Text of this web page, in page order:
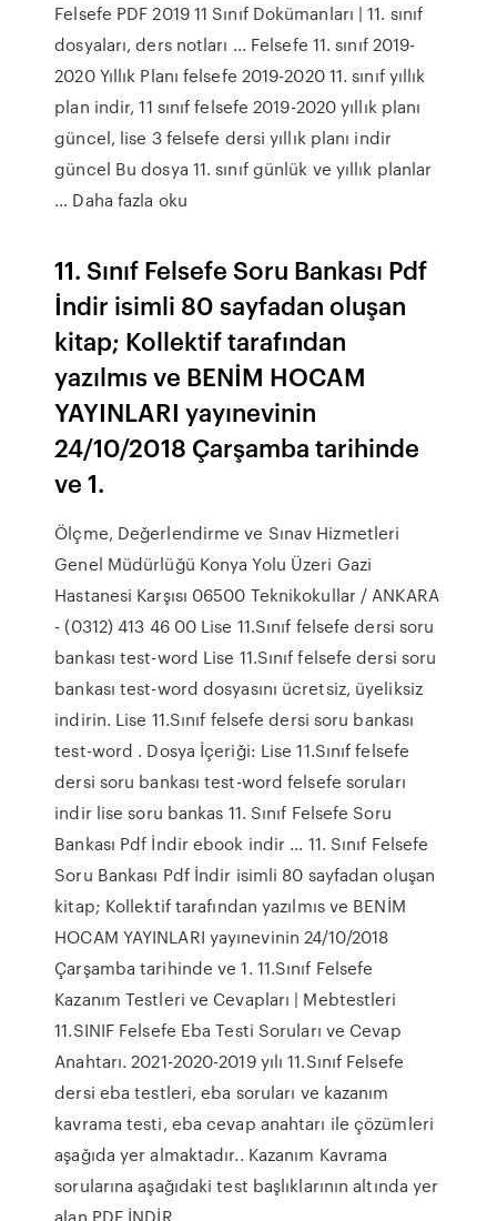
Felsefe PDF 2019 11 Sınıf Dokümanları | 11. sınıf
dosyaları, ders notları ... Felsefe 11. sınıf 2019-
2020 Yıllık Planı felsefe 2019-2020 11. sınıf yıllık
plan indir, 11 sınıf felsefe 2019-2020 yıllık planı
güncel, lise 3 felsefe dersi yıllık planı indir
güncel Bu dosya 11. sınıf günlük ve yıllık planlar
… Daha fazla oku
11. Sınıf Felsefe Soru Bankası Pdf
İndir isimli 80 sayfadan oluşan
kitap; Kollektif tarafından
yazılmıs ve BENİM HOCAM
YAYINLARI yayınevinin
24/10/2018 Çarşamba tarihinde
ve 1.
Ölçme, Değerlendirme ve Sınav Hizmetleri
Genel Müdürlüğü Konya Yolu Üzeri Gazi
Hastanesi Karşısı 06500 Teknikokullar / ANKARA
- (0312) 413 46 00 Lise 11.Sınıf felsefe dersi soru
bankası test-word Lise 11.Sınıf felsefe dersi soru
bankası test-word dosyasını ücretsiz, üyeliksiz
indirin. Lise 11.Sınıf felsefe dersi soru bankası
test-word . Dosya İçeriği: Lise 11.Sınıf felsefe
dersi soru bankası test-word felsefe soruları
indir lise soru bankas 11. Sınıf Felsefe Soru
Bankası Pdf İndir ebook indir ... 11. Sınıf Felsefe
Soru Bankası Pdf İndir isimli 80 sayfadan oluşan
kitap; Kollektif tarafından yazılmıs ve BENİM
HOCAM YAYINLARI yayınevinin 24/10/2018
Çarşamba tarihinde ve 1. 11.Sınıf Felsefe
Kazanım Testleri ve Cevapları | Mebtestleri
11.SINIF Felsefe Eba Testi Soruları ve Cevap
Anahtarı. 2021-2020-2019 yılı 11.Sınıf Felsefe
dersi eba testleri, eba soruları ve kazanım
kavrama testi, eba cevap anahtarı ile çözümleri
aşağıda yer almaktadır.. Kazanım Kavrama
sorularına aşağıdaki test başlıklarının altında yer
alan PDF İNDİR …